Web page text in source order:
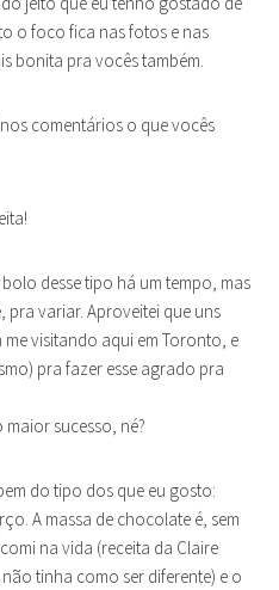
o foco fica nas fotos e nas
bonita pra vocês também.
comentários o que vocês
desse tipo há um tempo, mas
pra variar. Aproveitei que uns
visitando aqui em Toronto, e
pra fazer esse agrado pra
sucesso, né?
do tipo dos que eu gosto:
A massa de chocolate é, sem
na vida (receita da Claire
tinha como ser diferente) e o